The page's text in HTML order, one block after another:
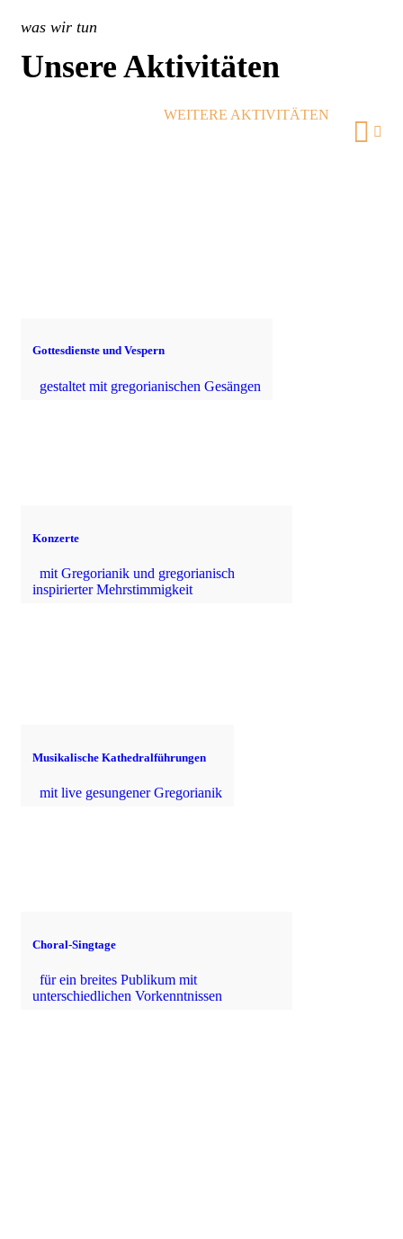
was wir tun
Unsere Aktivitäten
WEITERE AKTIVITÄTEN
Gottesdienste und Vespern
gestaltet mit gregorianischen Gesängen
Konzerte
mit Gregorianik und gregorianisch
inspirierter Mehrstimmigkeit
Musikalische Kathedralführungen
mit live gesungener Gregorianik
Choral-Singtage
für ein breites Publikum mit
unterschiedlichen Vorkenntnissen